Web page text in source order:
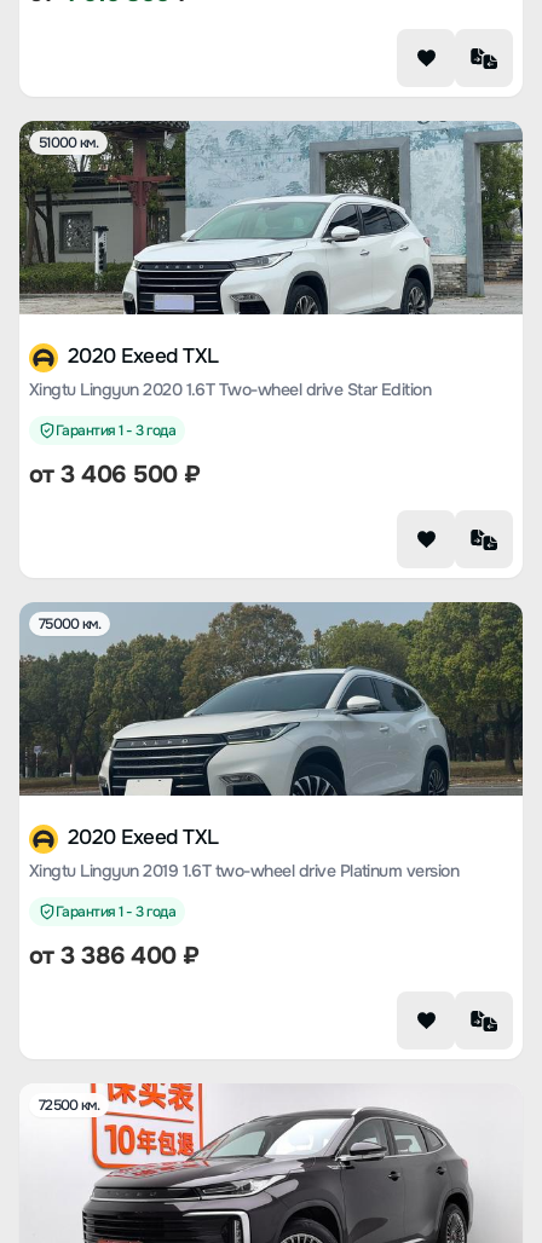
51000 км.
2020 Exeed TXL
Xingtu Lingyun 2020 1.6T Two-wheel drive Star Edition
Гарантия 1 - 3 года
от3 406 500₽
75000 км.
2020 Exeed TXL
Xingtu Lingyun 2019 1.6T two-wheel drive Platinum version
Гарантия 1 - 3 года
от3 386 400₽
72500 км.